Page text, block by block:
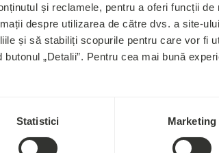
și reclamele, pentru a oferi funcții de
despre utilizarea de către dvs. a site-
și să stabiliți scopurile pentru care vor fi
„Detalii”. Pentru cea mai bună
Statistici Marketing